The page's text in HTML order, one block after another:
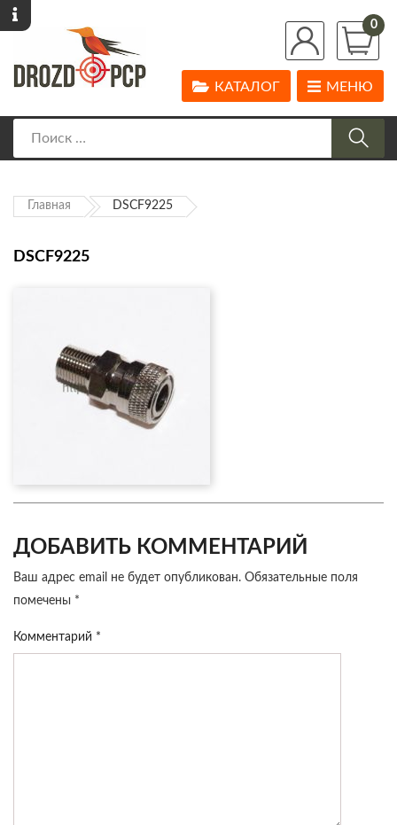
0
МЕНЮ
КАТАЛОГ
Главная DSCF9225
DSCF9225
ДОБАВИТЬ КОММЕНТАРИЙ
Ваш адрес email не будет опубликован. Обязательные поля
помечены *
Комментарий *